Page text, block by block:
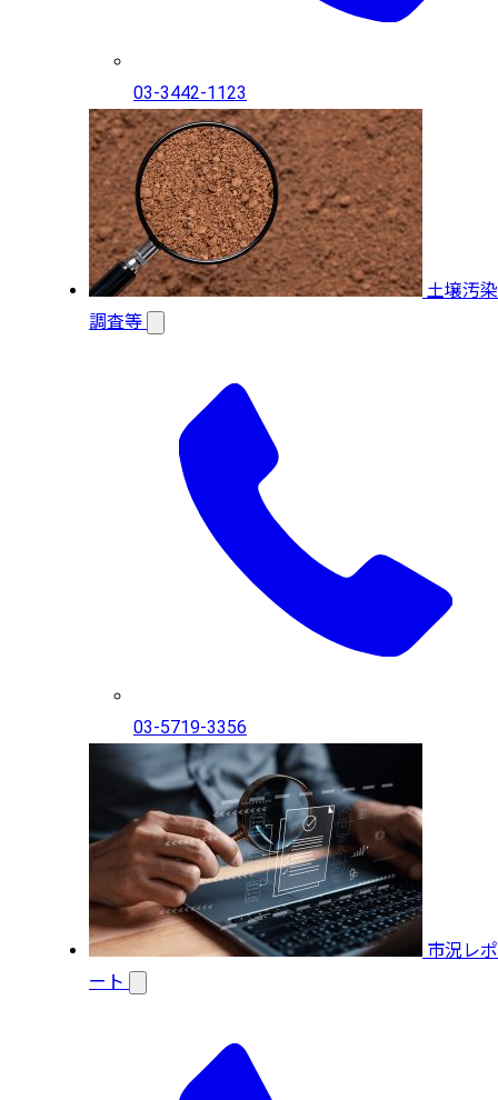
03-3442-1123
土壌汚染
調査等
03-5719-3356
市況レポ
ート